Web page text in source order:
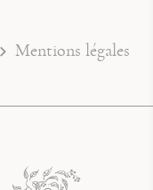
Mentions légales